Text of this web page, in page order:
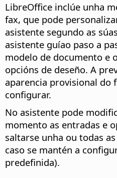
LibreOffice inclúe unha
fax, que pode
asistente segundo as
asistente guíao paso a
modelo de documento e
opcións de deseño. A
aparencia provisional do
configurar.
No asistente pode
momento as entradas e
saltarse unha ou todas
caso se mantén a
predefinida).